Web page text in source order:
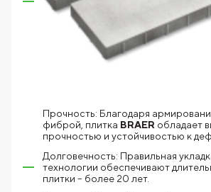
Прочность: Благодаря
фиброй, плитка BRAER обладает
прочностью и устойчивостью к
Долговечность: Правильная
технологии обеспечивают
плитки – более 20 лет.